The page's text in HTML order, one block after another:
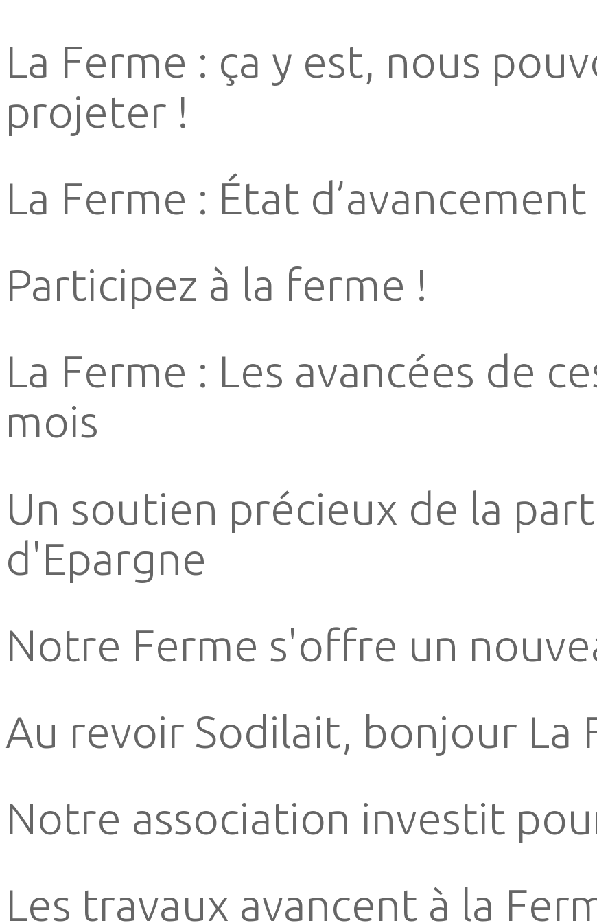
La Ferme : ça y est, nous
projeter !
La Ferme : État
Participez à la ferme !
La Ferme : Les avancées de
mois
Un soutien précieux de la part
d'Epargne
Notre Ferme s'offre un
Au revoir Sodilait, bonjour La
Notre association investit
Les travaux avancent à la